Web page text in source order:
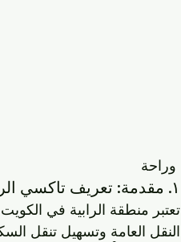
١. مقدمة: تعريف تاكسي الرابية
تعتبر منطقة الرابية في
النقل العامة وتسهيل تنقل